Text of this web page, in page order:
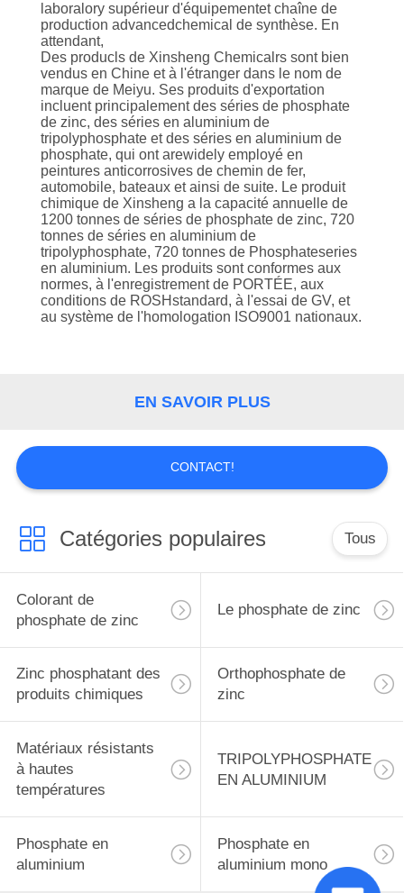
laboralory supérieur d'équipementet chaîne de
production advancedchemical de synthèse. En
attendant,
Des producls de Xinsheng Chemicalrs sont bien
vendus en Chine et à l'étranger dans le nom de
marque de Meiyu. Ses produits d'exportation
incluent principalement des séries de phosphate
de zinc, des séries en aluminium de
tripolyphosphate et des séries en aluminium de
phosphate, qui ont arewidely employé en
peintures anticorrosives de chemin de fer,
automobile, bateaux et ainsi de suite. Le produit
chimique de Xinsheng a la capacité annuelle de
1200 tonnes de séries de phosphate de zinc, 720
tonnes de séries en aluminium de
tripolyphosphate, 720 tonnes de Phosphateseries
en aluminium. Les produits sont conformes aux
normes, à l'enregistrement de PORTÉE, aux
conditions de ROSHstandard, à l'essai de GV, et
au système de l'homologation ISO9001 nationaux.
EN SAVOIR PLUS
CONTACT!
Catégories populaires Tous
Colorant de
phosphate de zinc
Le phosphate de zinc
Zinc phosphatant des
produits chimiques
Orthophosphate de
zinc
Matériaux résistants
à hautes
températures
TRIPOLYPHOSPHATE
EN ALUMINIUM
Phosphate en
aluminium
Phosphate en
aluminium mono